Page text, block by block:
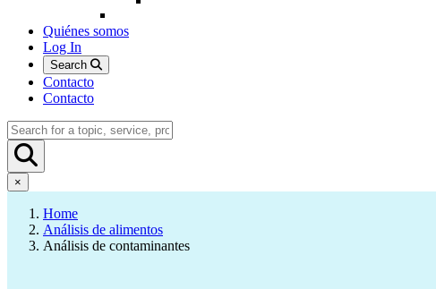
Quiénes somos
Log In
Search
Contacto
Contacto
×
Home
Análisis de alimentos
Análisis de contaminantes